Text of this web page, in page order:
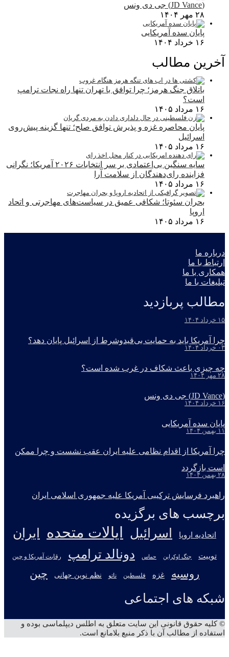
(JD Vance) جی دی ونس
۲۸ مهر ۱۴۰۴
پایان سده آمریکایی
۱۶ خرداد ۱۴۰۴
آخرین مطالب
باتلاق جنگ هرمز؛ چرا توافق با تهران تنها راه نجات ترامپ
است؟
۱۶ مرداد ۱۴۰۵
پایان محاصره غزه و پذیرش توافق صلح؛ تنها گزینه پیش‌روی
اسرائیل
۱۶ مرداد ۱۴۰۵
سایه سنگین بی‌اعتمادی بر سر انتخابات ۲۰۲۶ آمریکا؛ نگرانی
فزاینده رای‌دهندگان از سلامت آرا
۱۶ مرداد ۱۴۰۵
بحران سئوتا؛ شکافی عمیق در سیاست‌های مهاجرتی و اتحاد
اروپا
۱۶ مرداد ۱۴۰۵
درباره ما
ارتباط با ما
همکاری با ما
تبلیغات با ما
مطالب پربازدید
۱۵ خرداد ۱۴۰۴
چرا آمریکا باید به حمایت بی‌قیدوشرط از اسرائیل پایان دهد؟
۰۳ خرداد ۱۴۰۴
چه چیزی باعث شکاف در غرب شده است؟
۲۸ مهر ۱۴۰۴
(JD Vance) جی دی ونس
۱۶ خرداد ۱۴۰۴
پایان سده آمریکایی
۱۱ بهمن ۱۴۰۴
چرا آمریکا از اقدام نظامی علیه ایران عقب نشست و چرا ممکن
است بازگردد
۲۸ بهمن ۱۴۰۴
راهبرد فرسایش ترکیبی آمریکا علیه جمهوری اسلامی ایران
برچسب های برگزیده
اتحادیه اروپا اسرائیل ایالات متحده ایران
توییت جنگ اوکراین حماس دونالد ترامپ رقابت آمریکا و چین
روسیه غزه فلسطین ناتو نظم نوین جهانی چین
شبکه های اجتماعی
© کلیه حقوق قانونی این سایت متعلق به اطلس دیپلماسی بوده و
استفاده از مطالب آن با ذکر منبع بلامانع است.